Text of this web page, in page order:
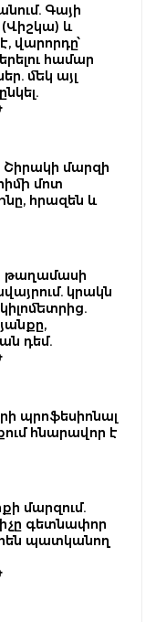
Գայի
(Վիշկա) և
վարորդը՝
համար
մեկ այլ
մարզի
մոտ
հրազեն և
թաղամասի
կրակն
դեմ.
պրոֆեսիոնալ
հնարավոր է
մարզում.
գետնափոր
պատկանող